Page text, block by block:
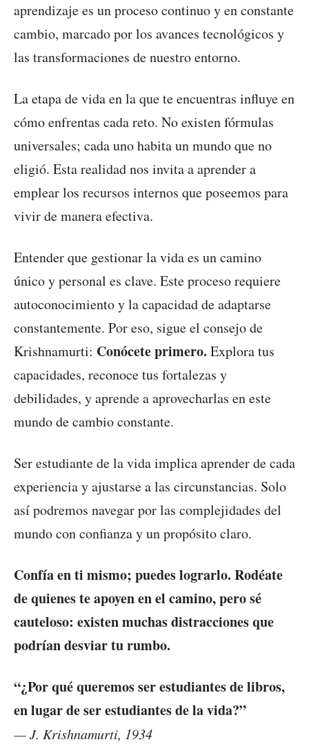
aprendizaje es un proceso continuo y en constante
cambio, marcado por los avances tecnológicos y
las transformaciones de nuestro entorno.
La etapa de vida en la que te encuentras influye en
cómo enfrentas cada reto. No existen fórmulas
universales; cada uno habita un mundo que no
eligió. Esta realidad nos invita a aprender a
emplear los recursos internos que poseemos para
vivir de manera efectiva.
Entender que gestionar la vida es un camino
único y personal es clave. Este proceso requiere
autoconocimiento y la capacidad de adaptarse
constantemente. Por eso, sigue el consejo de
Krishnamurti: Conócete primero. Explora tus
capacidades, reconoce tus fortalezas y
debilidades, y aprende a aprovecharlas en este
mundo de cambio constante.
Ser estudiante de la vida implica aprender de cada
experiencia y ajustarse a las circunstancias. Solo
así podremos navegar por las complejidades del
mundo con confianza y un propósito claro.
Confía en ti mismo; puedes lograrlo. Rodéate
de quienes te apoyen en el camino, pero sé
cauteloso: existen muchas distracciones que
podrían desviar tu rumbo.
“¿Por qué queremos ser estudiantes de libros,
en lugar de ser estudiantes de la vida?”
— J. Krishnamurti, 1934